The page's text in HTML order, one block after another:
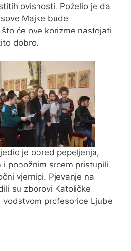
ovisnosti. Poželio je da
Majke bude
će ove korizme nastojati
dobro.
je obred pepeljenja,
i pobožnim srcem pristupili
vjernici. Pjevanje na
su zborovi Katoličke
vodstvom profesorice Ljube